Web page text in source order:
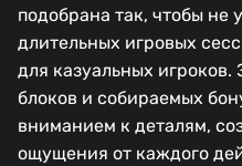
подобрана так, чтобы не
длительных игровых
для казуальных
блоков и собираемых
вниманием к деталям,
ощущения от каждого